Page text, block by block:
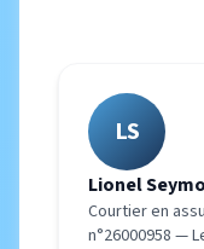
LS
Lionel
Courtier en
n°26000958 —